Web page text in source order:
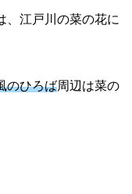
、江戸川の菜の花に
のひろば周辺は菜の